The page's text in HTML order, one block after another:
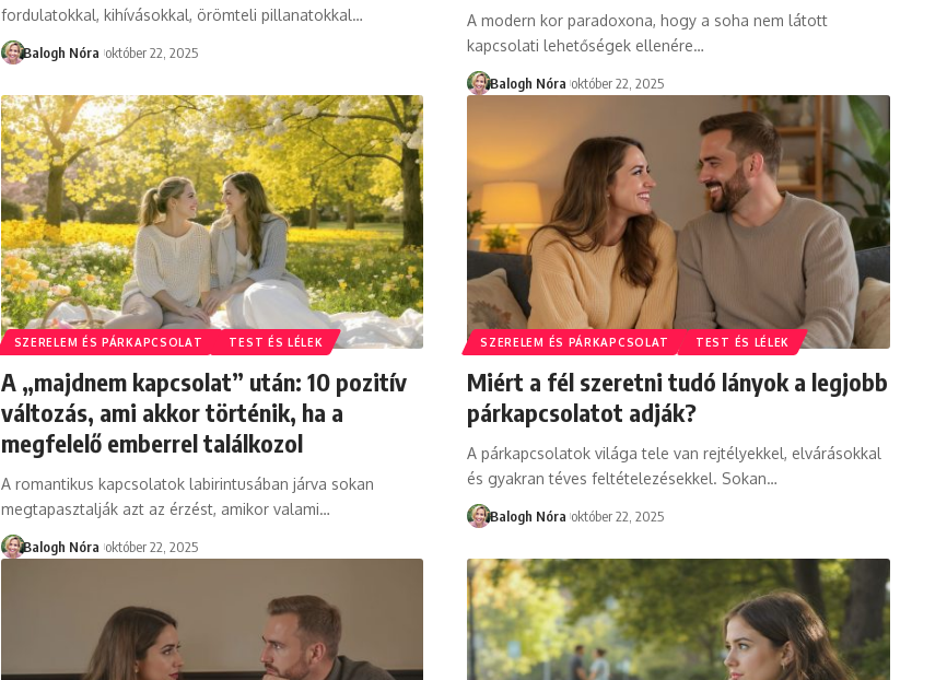
fordulatokkal, kihívásokkal, örömteli pillanatokkal…
Balogh Nóra október 22, 2025
A modern kor paradoxona, hogy a soha nem látott
kapcsolati lehetőségek ellenére…
Balogh Nóra október 22, 2025
SZERELEM ÉS PÁRKAPCSOLAT TEST ÉS LÉLEK
A „majdnem kapcsolat” után: 10 pozitív
változás, ami akkor történik, ha a
megfelelő emberrel találkozol
A romantikus kapcsolatok labirintusában járva sokan
megtapasztalják azt az érzést, amikor valami…
Balogh Nóra október 22, 2025
SZERELEM ÉS PÁRKAPCSOLAT TEST ÉS LÉLEK
Miért a fél szeretni tudó lányok a legjobb
párkapcsolatot adják?
A párkapcsolatok világa tele van rejtélyekkel, elvárásokkal
és gyakran téves feltételezésekkel. Sokan…
Balogh Nóra október 22, 2025